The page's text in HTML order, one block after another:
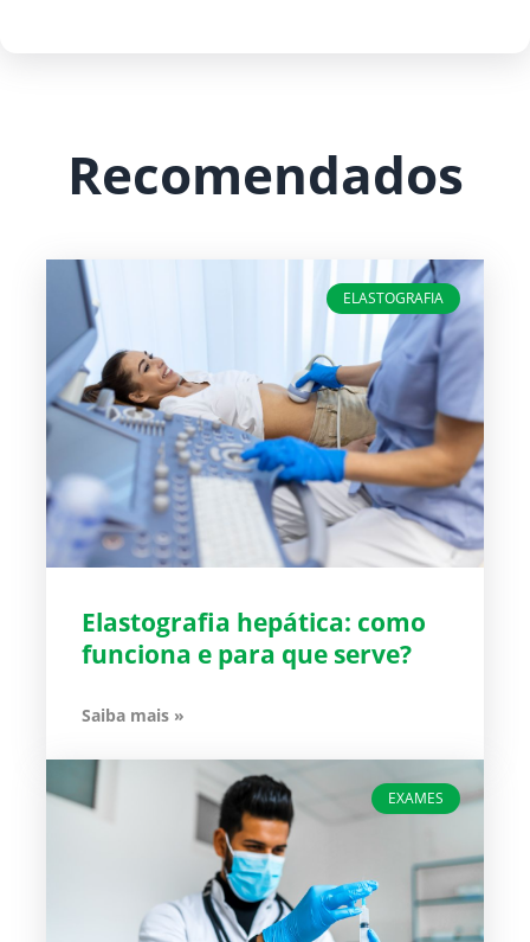
Recomendados
ELASTOGRAFIA
Elastografia hepática: como
funciona e para que serve?
Saiba mais »
EXAMES